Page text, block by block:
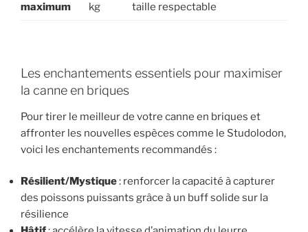
maximum
kg
taille respectable
Les enchantements essentiels pour maximiser
la canne en briques
Pour tirer le meilleur de votre canne en briques et
affronter les nouvelles espèces comme le Studolodon,
voici les enchantements recommandés :
Résilient/Mystique: renforcer la capacité à capturer
des poissons puissants grâce à un buff solide sur la
résilience